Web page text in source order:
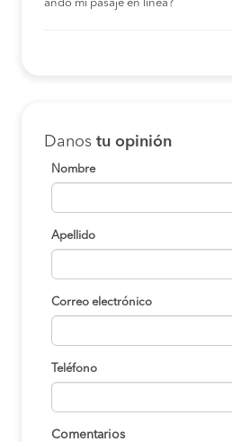
ando mi pasaje en linea?
Danos tu opinión
Nombre
Apellido
Correo electrónico
Teléfono
Comentarios